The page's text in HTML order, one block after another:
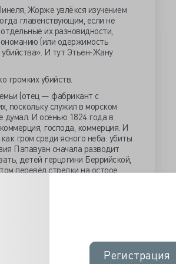
Регистрация
Регистрация
Жорже увлёкся изучением
главенствующим, если не
их разновидности,
(или одержимость
И тут Этьен-Жану
громких убийств.
(отец — фабрикант с
поскольку служил в морском
думал. И осенью 1824 года в
господа, коммерция. И
гром среди ясного неба: убиты
Папавуан сначала разводит
детей герцогини Беррийской,
перевёл стрелки на острое
порвал все связи с внешним
влаги, да висящие где-
вы понимаете). Ну порвал и
пропала девушка. И когда
но и пил её кровь.
не то что Париж — всю